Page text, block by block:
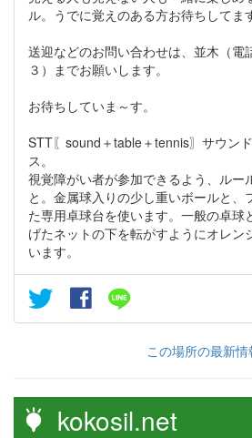
ル。うでに覚えのある方お待ちしてま
送迎などのお問い合わせは、並木（
３）までお願いします。
お待ちしていま～す。
STT〖sound＋table＋tennis〗サウン
ス。
視覚障がい者が参加できるよう、ルー
と。金属球入りの少し重いボールと、
た専用卓球台を使います。一般の卓球
げたネットの下を転がすようにオレン
います。
この場所の最新情
kokosil.net